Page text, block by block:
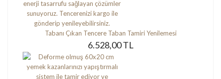
Tabanı Çıkan Tencere Taban Tamiri Yenilemesi
6.528,00 TL